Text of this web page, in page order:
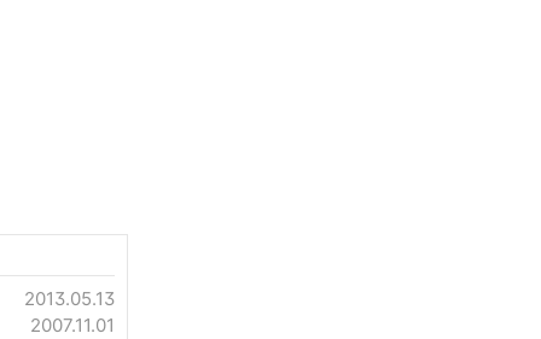
2013.05.13
2007.11.01